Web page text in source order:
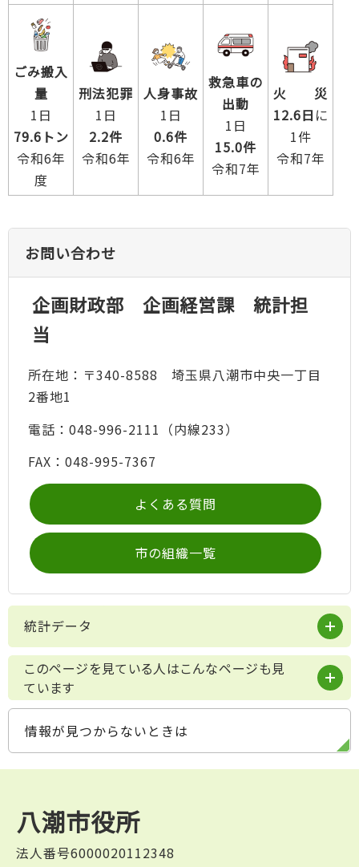
ごみ搬入
量
1日
79.6トン
令和6年
度
刑法犯罪
1日
2.2件
令和6年
人身事故
1日
0.6件
令和6年
救急車の
出動
1日
15.0件
令和7年
火 災
12.6日 に
1件
令和7年
お問い合わせ
企画財政部 企画経営課 統計担
当
所在地：〒340-8588 埼玉県八潮市中央一丁目
2番地1
電話：048-996-2111（内線233）
FAX：048-995-7367
よくある質問
市の組織一覧
統計データ
このページを見ている人はこんなページも見
ています
情報が見つからないときは
八潮市役所
法人番号6000020112348